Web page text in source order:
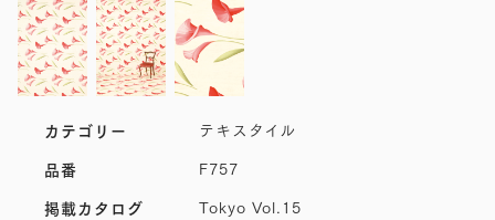
カテゴリー テキスタイル
品番 F757
掲載カタログ Tokyo Vol.15